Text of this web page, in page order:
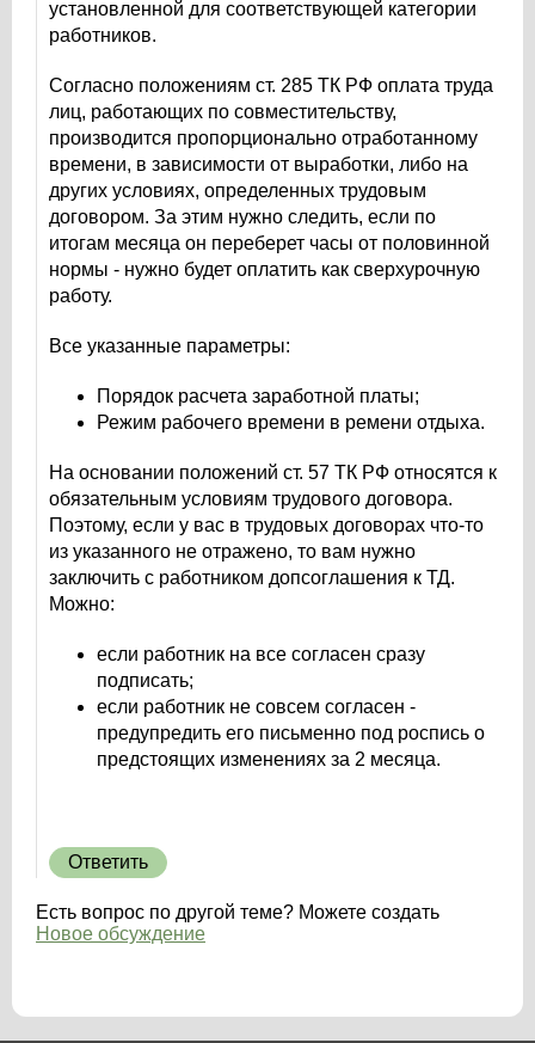
установленной для соответствующей категории
работников.
Согласно положениям ст. 285 ТК РФ оплата труда
лиц, работающих по совместительству,
производится пропорционально отработанному
времени, в зависимости от выработки, либо на
других условиях, определенных трудовым
договором. За этим нужно следить, если по
итогам месяца он переберет часы от половинной
нормы - нужно будет оплатить как сверхурочную
работу.
Все указанные параметры:
Порядок расчета заработной платы;
Режим рабочего времени в ремени отдыха.
На основании положений ст. 57 ТК РФ относятся к
обязательным условиям трудового договора.
Поэтому, если у вас в трудовых договорах что-то
из указанного не отражено, то вам нужно
заключить с работником допсоглашения к ТД.
Можно:
если работник на все согласен сразу
подписать;
если работник не совсем согласен -
предупредить его письменно под роспись о
предстоящих изменениях за 2 месяца.
Ответить
Есть вопрос по другой теме? Можете создать
Новое обсуждение